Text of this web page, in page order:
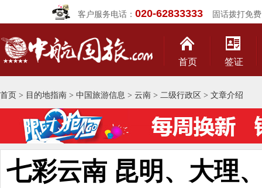
客户服务电话： 020-62833333固话拨打免费
首页 签证
首页 > 目的地指南 > 中国旅游信息 > 云南 > 二级行政区 > 文章介绍
七彩云南 昆明、大理